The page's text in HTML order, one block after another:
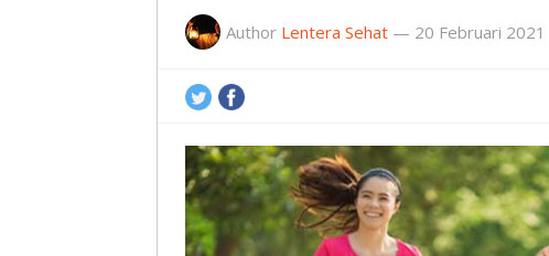
Author Lentera Sehat — 20 Februari 2021